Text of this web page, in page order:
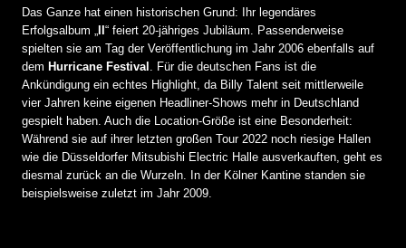
Das Ganze hat einen historischen Grund: Ihr legendäres
Erfolgsalbum „ “ feiert 20-jähriges Jubiläum. Passenderweise
spielten sie am Tag der Veröffentlichung im Jahr 2006 ebenfalls auf
dem Hurricane Festival . Für die deutschen Fans ist die
Ankündigung ein echtes Highlight, da Billy Talent seit mittlerweile
vier Jahren keine eigenen Headliner-Shows mehr in Deutschland
gespielt haben. Auch die Location-Größe ist eine Besonderheit:
Während sie auf ihrer letzten großen Tour 2022 noch riesige Hallen
wie die Düsseldorfer Mitsubishi Electric Halle ausverkauften, geht es
diesmal zurück an die Wurzeln. In der Kölner Kantine standen sie
beispielsweise zuletzt im Jahr 2009.